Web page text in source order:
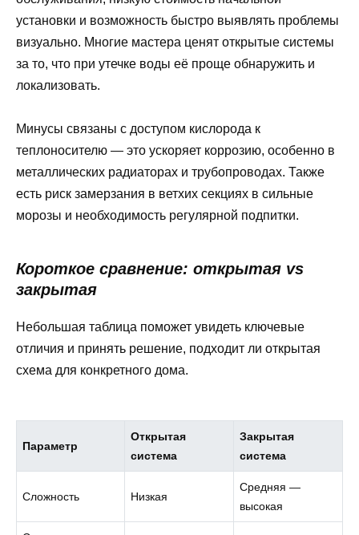
установки и возможность быстро выявлять проблемы
визуально. Многие мастера ценят открытые системы
за то, что при утечке воды её проще обнаружить и
локализовать.
Минусы связаны с доступом кислорода к
теплоносителю — это ускоряет коррозию, особенно в
металлических радиаторах и трубопроводах. Также
есть риск замерзания в ветхих секциях в сильные
морозы и необходимость регулярной подпитки.
Короткое сравнение: открытая vs
закрытая
Небольшая таблица поможет увидеть ключевые
отличия и принять решение, подходит ли открытая
схема для конкретного дома.
Параметр
Открытая
система
Закрытая
система
Сложность Низкая
Средняя —
высокая